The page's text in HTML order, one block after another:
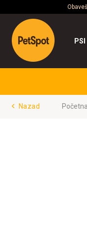
PSI
Nazad Početna